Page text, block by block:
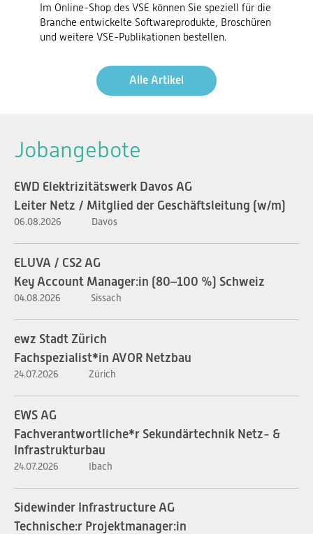
Im Online-Shop des VSE können Sie speziell für die
Branche entwickelte Softwareprodukte, Broschüren
und weitere VSE-Publikationen bestellen.
Alle Artikel
Jobangebote
EWD Elektrizitätswerk Davos AG
Leiter Netz / Mitglied der Geschäftsleitung (w/m)
06.08.2026 Davos
ELUVA / CS2 AG
Key Account Manager:in (80–100 %) Schweiz
04.08.2026 Sissach
ewz Stadt Zürich
Fachspezialist*in AVOR Netzbau
24.07.2026 Zürich
EWS AG
Fachverantwortliche*r Sekundärtechnik Netz- &
Infrastrukturbau
24.07.2026 Ibach
Sidewinder Infrastructure AG
Technische:r Projektmanager:in